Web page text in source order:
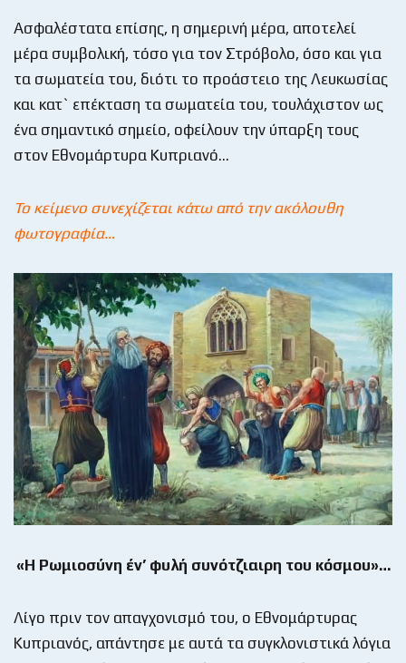
Ασφαλέστατα επίσης, η σημερινή μέρα, αποτελεί
μέρα συμβολική, τόσο για τον Στρόβολο, όσο και για
τα σωματεία του, διότι το προάστειο της Λευκωσίας
και κατ` επέκταση τα σωματεία του, τουλάχιστον ως
ένα σημαντικό σημείο, οφείλουν την ύπαρξη τους
στον Εθνομάρτυρα Κυπριανό…
Το κείμενο συνεχίζεται κάτω από την ακόλουθη
φωτογραφία…
«Η Ρωμιοσύνη έν’ φυλή συνότζιαιρη του κόσμου»…
Λίγο πριν τον απαγχονισμό του, ο Εθνομάρτυρας
Κυπριανός, απάντησε με αυτά τα συγκλονιστικά λόγια